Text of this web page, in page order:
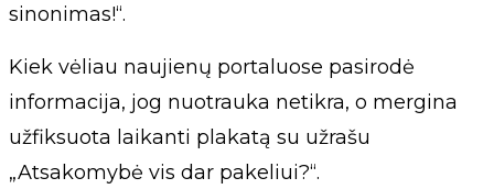
sinonimas!“.
Kiek vėliau naujienų portaluose pasirodė
informacija, jog nuotrauka netikra, o mergina
užfiksuota laikanti plakatą su užrašu
„Atsakomybė vis dar pakeliui?“.